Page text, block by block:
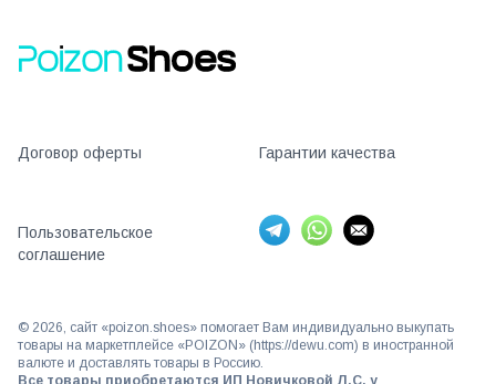
Договор оферты Гарантии качества
Пользовательское
соглашение
© 2026, сайт «poizon.shoes» помогает Вам индивидуально выкупать
товары на маркетплейсе «POIZON» (https://dewu.com) в иностранной
валюте и доставлять товары в Россию.